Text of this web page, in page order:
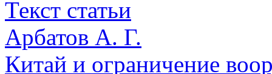
Текст статьи
Арбатов А. Г.
Китай и ограничение